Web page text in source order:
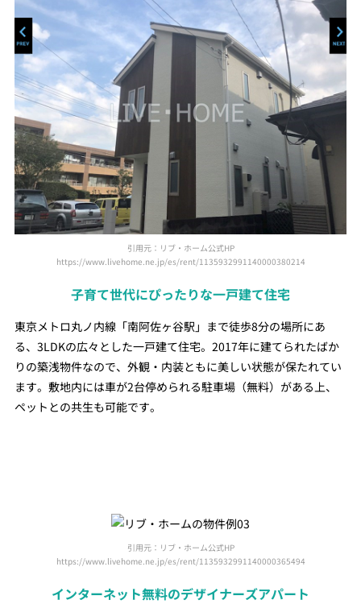
引用元：リブ・ホーム公式HP
https://www.livehome.ne.jp/es/rent/1135932991140000380214
子育て世代にぴったりな一戸建て住宅
東京メトロ丸ノ内線「南阿佐ヶ谷駅」まで徒歩8分の場所にあ
る、3LDKの広々とした一戸建て住宅。2017年に建てられたばか
りの築浅物件なので、外観・内装ともに美しい状態が保たれてい
ます。敷地内には車が2台停められる駐車場（無料）がある上、
ペットとの共生も可能です。
引用元：リブ・ホーム公式HP
https://www.livehome.ne.jp/es/rent/1135932991140000365494
インターネット無料のデザイナーズアパート